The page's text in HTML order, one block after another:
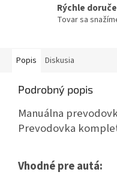
Rýchle
Tovar sa
Popis Diskusia
Podrobný popis
Manuálna
Prevodovka
Vhodné pre autá: